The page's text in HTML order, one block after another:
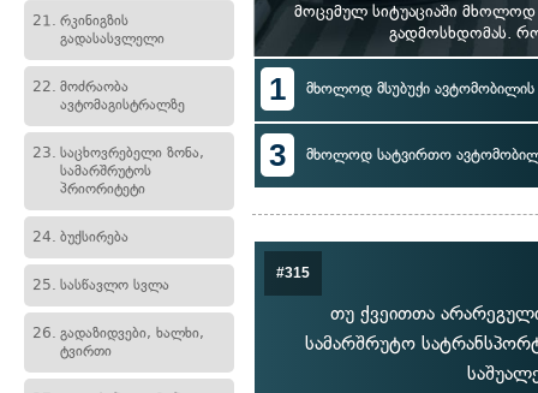
21. რკინიგზის
გადასასვლელი
22. მოძრაობა
ავტომაგისტრალზე
23. საცხოვრებელი ზონა,
სამარშრუტოს
პრიორიტეტი
24. ბუქსირება
25. სასწავლო სვლა
26. გადაზიდვები, ხალხი,
ტვირთი
მოცემულ სიტუაციაში მხოლოდ
გადმოსხდომას.
1 მხოლოდ მსუბუქი
3 მხოლოდ სატვირთო
#315
თუ ქვეითთა
სამარშრუტო